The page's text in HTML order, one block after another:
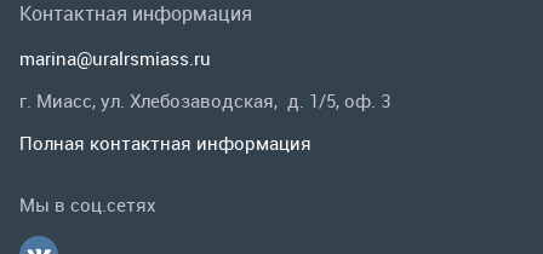
Спецпредложения
Заказать звонок